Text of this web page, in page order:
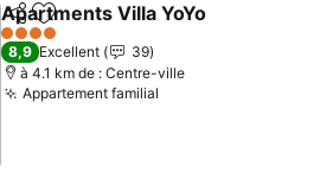
PartagerAjouter à mes favoris
Apartments Villa YoYo
4 Étoiles
8,9 Excellent
39
à 4.1 km de : Centre-ville
Appartement familial